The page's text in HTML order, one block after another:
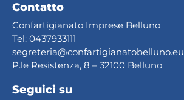
Contatto
Confartigianato Imprese Belluno
Tel: 0437933111
segreteria@confartigianatobelluno.eu
P.le Resistenza, 8 – 32100 Belluno
Seguici su